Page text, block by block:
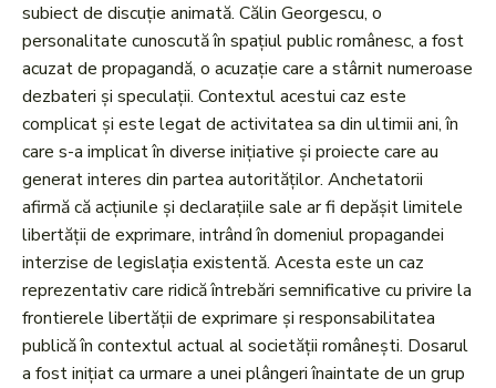
subiect de discuție animată. Călin Georgescu, o
personalitate cunoscută în spațiul public românesc, a fost
acuzat de propagandă, o acuzație care a stârnit numeroase
dezbateri și speculații. Contextul acestui caz este
complicat și este legat de activitatea sa din ultimii ani, în
care s-a implicat în diverse inițiative și proiecte care au
generat interes din partea autorităților. Anchetatorii
afirmă că acțiunile și declarațiile sale ar fi depășit limitele
libertății de exprimare, intrând în domeniul propagandei
interzise de legislația existentă. Acesta este un caz
reprezentativ care ridică întrebări semnificative cu privire la
frontierele libertății de exprimare și responsabilitatea
publică în contextul actual al societății românești. Dosarul
a fost inițiat ca urmare a unei plângeri înaintate de un grup